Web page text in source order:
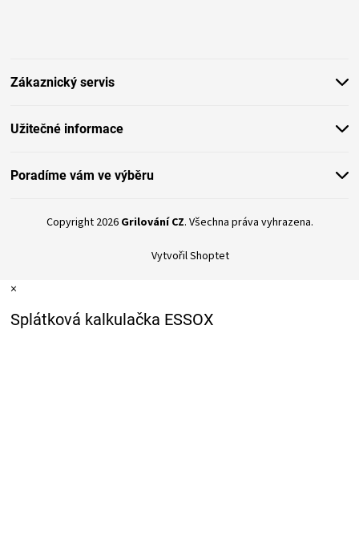
Zákaznický servis
Užitečné informace
Poradíme vám ve výběru
Vytvořil Shoptet
Copyright 2026 Grilování CZ. Všechna práva vyhrazena.
×
Splátková kalkulačka ESSOX